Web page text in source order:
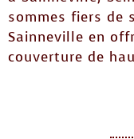
sommes fiers de
Sainneville en
couverture de